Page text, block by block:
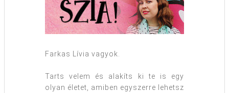
Farkas Lívia vagyok.
Tarts velem és alakíts ki te is egy
olyan életet, amiben egyszerre lehetsz